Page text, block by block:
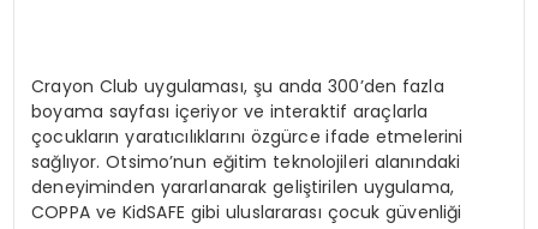
Crayon Club uygulaması, şu anda 300’den fazla
boyama sayfası içeriyor ve interaktif araçlarla
çocukların yaratıcılıklarını özgürce ifade etmelerini
sağlıyor. Otsimo’nun eğitim teknolojileri alanındaki
deneyiminden yararlanarak geliştirilen uygulama,
COPPA ve KidSAFE gibi uluslararası çocuk güvenliği